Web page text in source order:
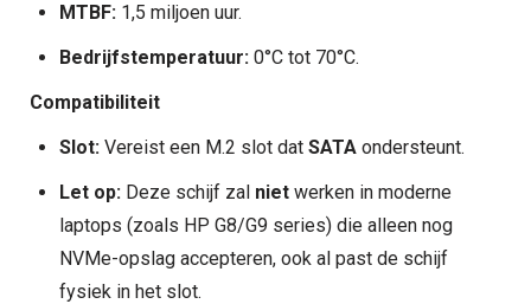
MTBF: 1,5 miljoen uur.
Bedrijfstemperatuur: 0°C tot 70°C.
Compatibiliteit
Slot: Vereist een M.2 slot dat SATA ondersteunt.
Let op: Deze schijf zal niet werken in moderne
laptops (zoals HP G8/G9 series) die alleen nog
NVMe-opslag accepteren, ook al past de schijf
fysiek in het slot.